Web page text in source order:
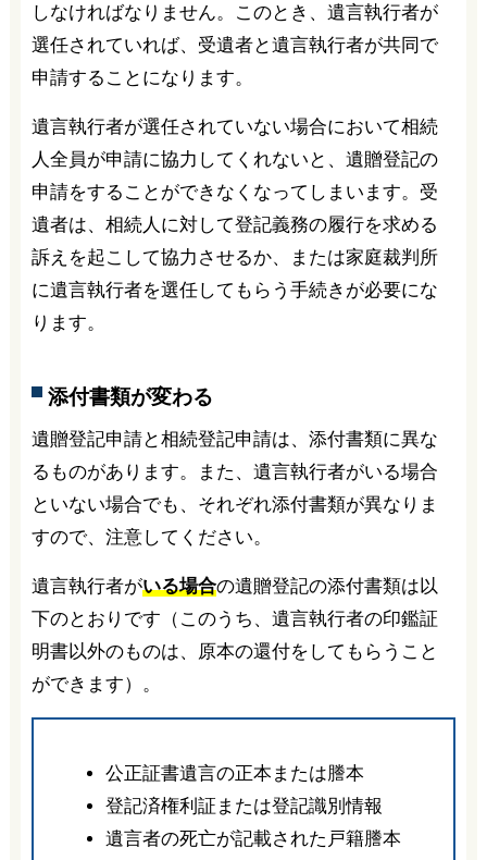
しなければなりません。このとき、遺言執行者が
選任されていれば、受遺者と遺言執行者が共同で
申請することになります。
遺言執行者が選任されていない場合において相続
人全員が申請に協力してくれないと、遺贈登記の
申請をすることができなくなってしまいます。受
遺者は、相続人に対して登記義務の履行を求める
訴えを起こして協力させるか、または家庭裁判所
に遺言執行者を選任してもらう手続きが必要にな
ります。
添付書類が変わる
遺贈登記申請と相続登記申請は、添付書類に異な
るものがあります。また、遺言執行者がいる場合
といない場合でも、それぞれ添付書類が異なりま
すので、注意してください。
遺言執行者がいる場合の遺贈登記の添付書類は以
下のとおりです（このうち、遺言執行者の印鑑証
明書以外のものは、原本の還付をしてもらうこと
ができます）。
公正証書遺言の正本または謄本
登記済権利証または登記識別情報
遺言者の死亡が記載された戸籍謄本